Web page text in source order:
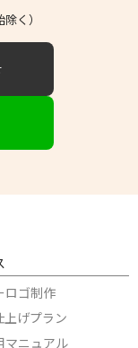
く）
ロゴ制作
上げプラン
マニュアル